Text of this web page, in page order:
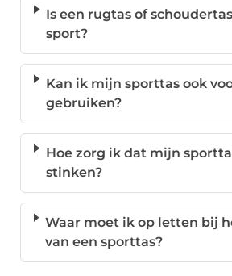
Is een rugtas of
sport?
Kan ik mijn sporttas ook
gebruiken?
Hoe zorg ik dat mijn
stinken?
Waar moet ik op letten bij
van een sporttas?